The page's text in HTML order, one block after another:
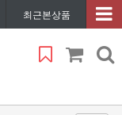
최근본상품